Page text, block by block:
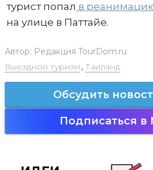
турист попал в
на улице в Паттайе.
Автор: Редакция TourDom.ru
Выездной туризм , Таиланд
Обсудить
Подписаться в